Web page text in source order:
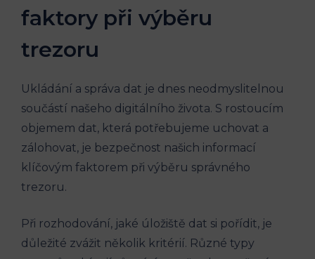
faktory při výběru
trezoru
Ukládání a správa dat je dnes neodmyslitelnou
součástí našeho digitálního života. S rostoucím
objemem dat, která potřebujeme uchovat a
zálohovat, je bezpečnost našich informací
klíčovým faktorem při výběru správného
trezoru.
Při rozhodování, jaké úložiště dat si pořídit, je
důležité zvážit několik kritérií. Různé typy